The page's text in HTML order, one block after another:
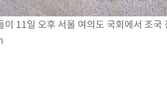
11일 오후 서울 여의도 국회에서 조국